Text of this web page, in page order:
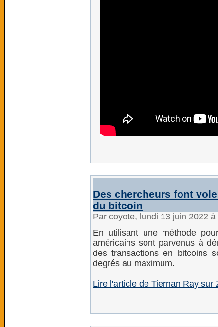
Des chercheurs font
du bitcoin
Par coyote, lundi 13 juin 2022
En utilisant une méthode
américains sont parvenus à
des transactions en bitcoins
degrés au maximum.
Lire l'article de Tiernan Ray sur